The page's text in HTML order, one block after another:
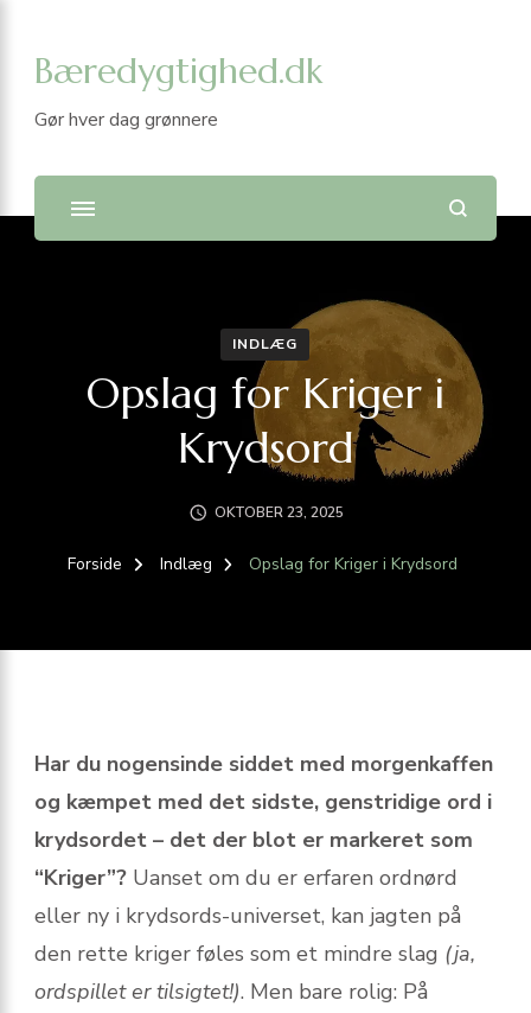
Bæredygtighed.dk
Gør hver dag grønnere
INDLÆG
Opslag for Kriger i
Krydsord
OKTOBER 23, 2025
Forside Indlæg Opslag for Kriger i Krydsord
Har du nogensinde siddet med morgenkaffen
og kæmpet med det sidste, genstridige ord i
krydsordet – det der blot er markeret som
“Kriger”? Uanset om du er erfaren ordnørd
eller ny i krydsords-universet, kan jagten på
den rette kriger føles som et mindre slag (ja,
ordspillet er tilsigtet!). Men bare rolig: På